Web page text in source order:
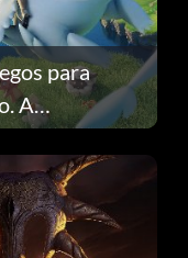
para
A
qué.